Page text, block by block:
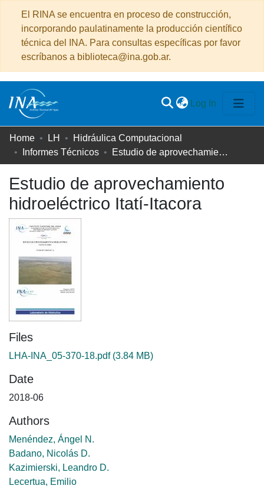
El RINA se encuentra en proceso de construcción,
incorporando paulatinamente la producción científico
técnica del INA. Para consultas específicas por favor
escríbanos a biblioteca@ina.gob.ar.
Log In (current)
Communities
&
Collections
All of DSpace
Statistics
Home LH
Hidráulica Computacional
Informes Técnicos
Estudio de aprovechamiento hidroeléctrico Itatí-Itacora
Estudio de aprovechamiento
hidroeléctrico Itatí-Itacora
Files
LHA-INA_05-370-18.pdf(3.84 MB)
Date
2018-06
Authors
Menéndez, Ángel N.
Badano, Nicolás D.
Kazimierski, Leandro D.
Lecertua, Emilio